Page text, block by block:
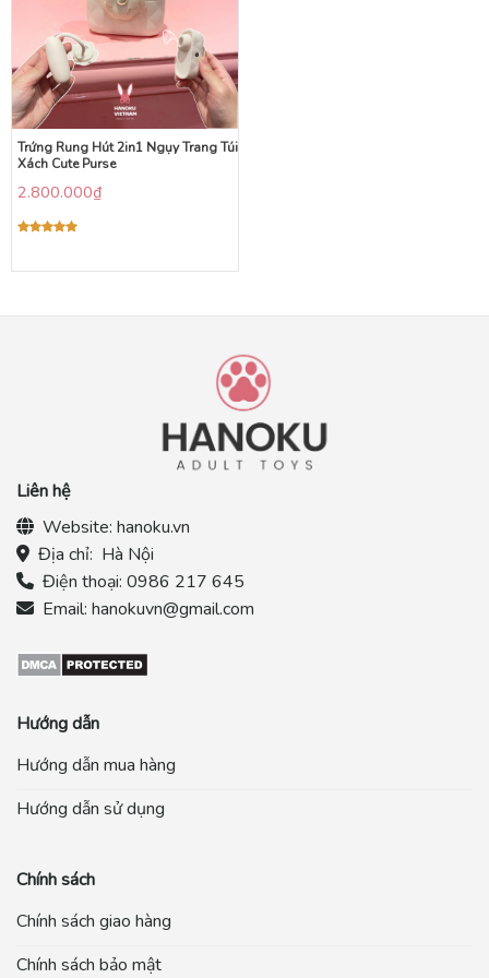
Trứng Rung Hút 2in1 Ngụy Trang Túi
Xách Cute Purse
2.800.000₫
5 sao
Liên hệ
Website: hanoku.vn
Địa chỉ: Hà Nội
Điện thoại: 0986 217 645
Email: hanokuvn@gmail.com
Hướng dẫn
Hướng dẫn mua hàng
Hướng dẫn sử dụng
Chính sách
Chính sách giao hàng
Chính sách bảo mật